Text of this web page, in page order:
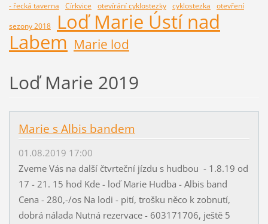
- řecká taverna
Církvice otevírání cyklostezky cyklostezka
otevření
sezony 2018
Loď Marie Ústí nad
Labem Marie lod
Loď Marie 2019
Marie s Albis bandem
01.08.2019 17:00
Zveme Vás na další čtvrteční jízdu s hudbou - 1.8.19 od
17 - 21. 15 hod Kde - loď Marie Hudba - Albis band
Cena - 280,-/os Na lodi - pití, trošku něco k zobnutí,
dobrá nálada Nutná rezervace - 603171706, ještě 5